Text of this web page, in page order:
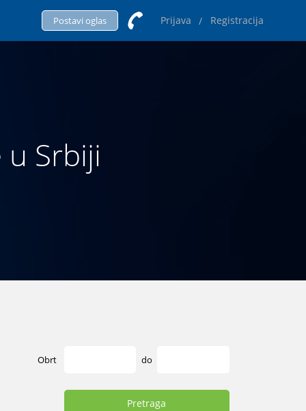
Postavi oglas Prijava / Registracija
Srbiji
Obrt do
Pretraga